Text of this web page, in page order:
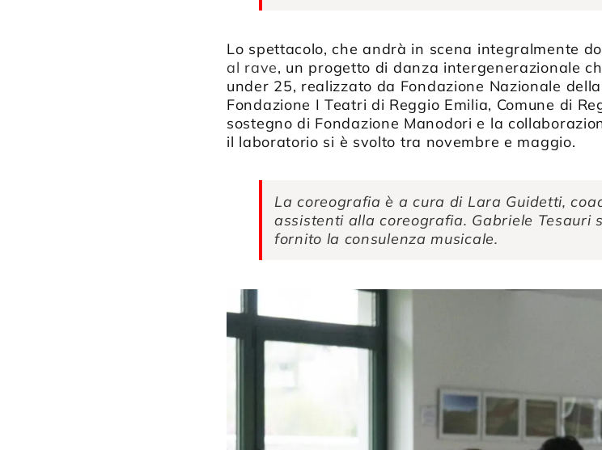
Lo spettacolo, che andrà in scena integralmente
al rave, un progetto di danza intergenerazionale
under 25, realizzato da Fondazione Nazionale
Fondazione I Teatri di Reggio Emilia, Comune di
sostegno di Fondazione Manodori e la
il laboratorio si è svolto tra novembre e maggio.
La coreografia è a cura di Lara Guidetti,
assistenti alla coreografia. Gabriele Tesauri
fornito la consulenza musicale.